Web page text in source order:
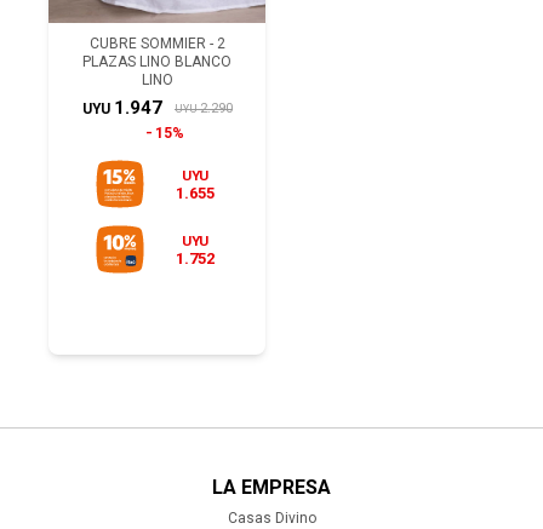
CUBRE SOMMIER - 2
PLAZAS LINO BLANCO
LINO
UYU 1.947 UYU 2.290
15%
UYU
1.655
UYU
1.752
LA EMPRESA
Casas Divino